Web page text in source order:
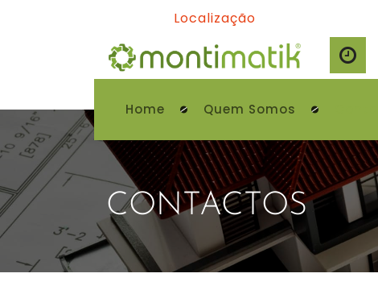
Localização
Home Quem Somos
CONTACTOS